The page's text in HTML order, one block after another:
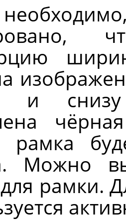
и
рамка
Можно
для рамки.